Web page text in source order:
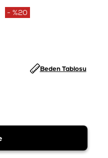
%20
Beden Tablosu